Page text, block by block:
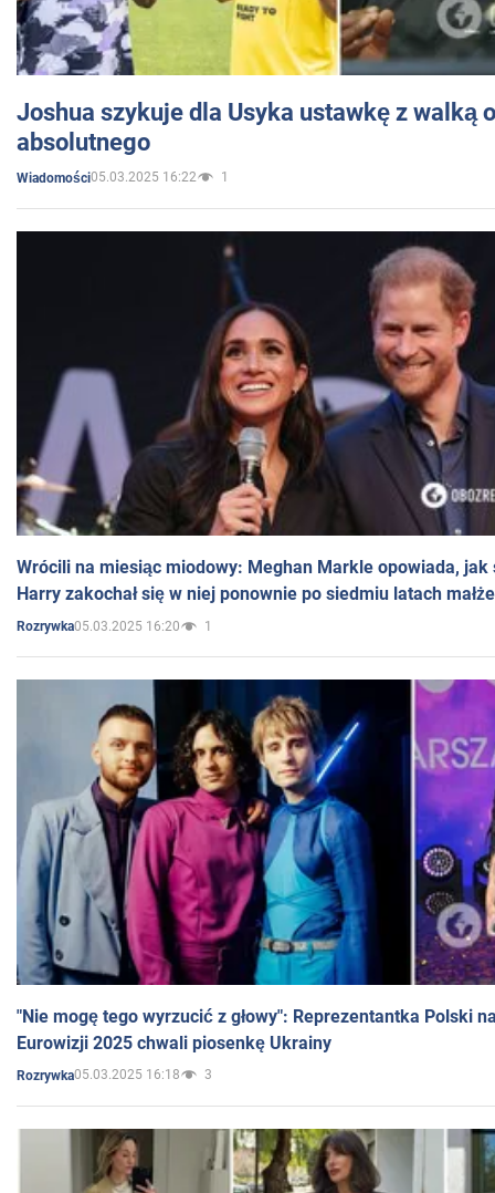
Joshua szykuje dla Usyka ustawkę z walką
absolutnego
Wiadomości05.03.2025 16:22 1
Wrócili na miesiąc miodowy: Meghan Markle opowiada, jak
Harry zakochał się w niej ponownie po siedmiu latach
Rozrywka05.03.2025 16:20 1
"Nie mogę tego wyrzucić z głowy": Reprezentantka Polski
Eurowizji 2025 chwali piosenkę Ukrainy
Rozrywka05.03.2025 16:18 3